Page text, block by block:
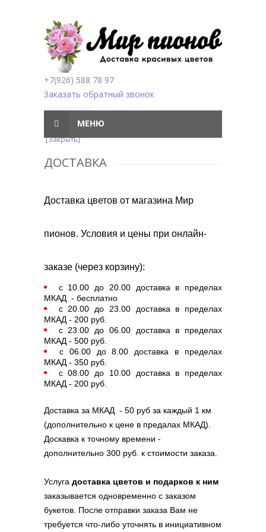
+7(926) 588 78 97
Заказать обратный звонок
[Закрыть]
МЕНЮ
ДОСТАВКА
Доставка цветов от магазина Мир
пионов. Условия и цены при онлайн-
заказе (через корзину):
с 10.00 до 20.00 доставка в пределах
МКАД - бесплатно
с 20.00 до 23.00 доставка в пределах
МКАД - 200 руб.
с 23.00 до 06.00 доставка в пределах
МКАД - 500 руб.
с 06.00 до 8.00 доставка в пределах
МКАД - 350 руб.
с 08.00 до 10.00 доставка в пределах
МКАД - 200 руб.
Доставка за МКАД - 50 руб за каждый 1 км
(дополнительно к цене в предалах МКАД).
Доскавка к точному времени -
дополнительно 300 руб. к стоимости заказа.
Услуга доставка цветов и подарков к ним
заказывается одновременно с заказом
букетов. После отправки заказа Вам не
требуется что-либо уточнять в инициативном